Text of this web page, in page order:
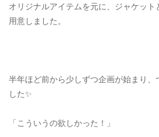
オリジナルアイテムを元に、ジャケッ
用意しました。
半年ほど前から少しずつ企画が始まり、
した✨
「こういうの欲しかった！」